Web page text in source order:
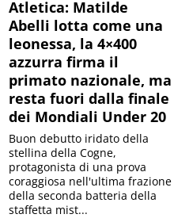
Atletica: Matilde
Abelli lotta come una
leonessa, la 4×400
azzurra firma il
primato nazionale, ma
resta fuori dalla finale
dei Mondiali Under 20
Buon debutto iridato della
stellina della Cogne,
protagonista di una prova
coraggiosa nell'ultima frazione
della seconda batteria della
staffetta mist...